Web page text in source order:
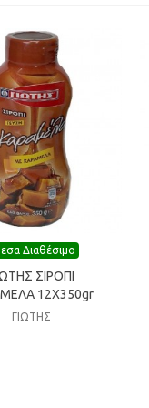
στη λίστα επιθυμίας
Διαθέσιμο
ΣΙΡΟΠΙ
12Χ350gr
ΓΙΩΤΗΣ